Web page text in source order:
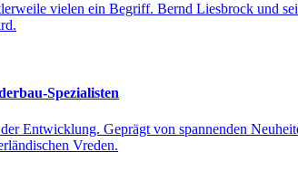
vielen ein Begriff. Bernd Liesbrock und
Spezialisten
Entwicklung. Geprägt von spannenden
Vreden.